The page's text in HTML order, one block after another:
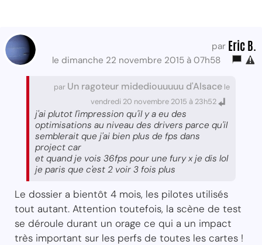
par Eric B.
le dimanche 22 novembre 2015 à 07h58
par Un ragoteur midediouuuuu d'Alsace le
vendredi 20 novembre 2015 à 23h52
j'ai plutot l'impression qu'il y a eu des
optimisations au niveau des drivers parce qu'il
semblerait que j'ai bien plus de fps dans
project car
et quand je vois 36fps pour une fury x je dis lol
je paris que c'est 2 voir 3 fois plus
Le dossier a bientôt 4 mois, les pilotes utilisés
tout autant. Attention toutefois, la scène de test
se déroule durant un orage ce qui a un impact
très important sur les perfs de toutes les cartes !